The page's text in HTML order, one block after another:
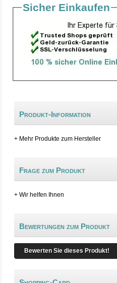
Sicher Einkaufen
Produkt-Information
+ Mehr Produkte zum Hersteller
Frage zum Produkt
+ Wir helfen Ihnen
Bewertungen zum Produkt
Bewerten Sie dieses Produkt!